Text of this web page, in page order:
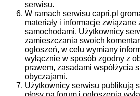
serwisu.
W ramach serwisu capri.pl
materiały i informacje
samochodami. Użytkownicy
zamieszczania swoich
ogłoszeń, w celu wymiany
wyłącznie w sposób zgodny z
prawem, zasadami współżycia
obyczajami.
Użytkownicy serwisu publikują
głosy na forum i ogłoszenia